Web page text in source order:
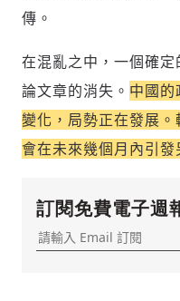
傳。
在混亂之中，一個確
論文章的消失。 中國的
變化，局勢正在發展
會在未來幾個月內引發
訂閱免費電子週